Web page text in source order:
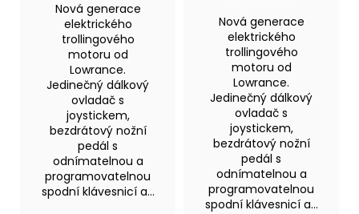
Nová generace
elektrického
trollingového
motoru od
Lowrance.
Jedinečný dálkový
ovladač s
joystickem,
bezdrátový nožní
pedál s
odnímatelnou a
programovatelnou
spodní klávesnicí a...
Nová generace
elektrického
trollingového
motoru od
Lowrance.
Jedinečný dálkový
ovladač s
joystickem,
bezdrátový nožní
pedál s
odnímatelnou a
programovatelnou
spodní klávesnicí a...